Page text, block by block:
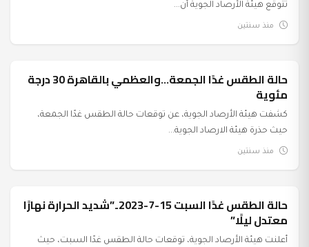
تتوقع هيئة الأرصاد الجوية أن...
منذ سنتين
عرب وعالم حالة الطقس غدًا الجمعة…والعظمي بالقاهرة 30 درجة
مئوية
كشفت هيئة الأرصاد الجوية، عن توقعات حالة الطقس غدًا الجمعة،
حيث حذرة هيئة الارصاد الجوية...
منذ سنتين
عرب وعالم حالة الطقس غدًا السبت 15-7-2023..”شديد الحرارة نهارًا
معتدل ليلًا”
أعلنت هيئة الأرصاد الجوية، توقعات حالة الطقس غدًا السبت، حيث